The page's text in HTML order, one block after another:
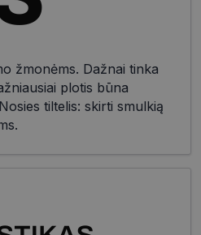
žmonėms. Dažnai tinka
plotis būna
tiltelis: skirti smulkią